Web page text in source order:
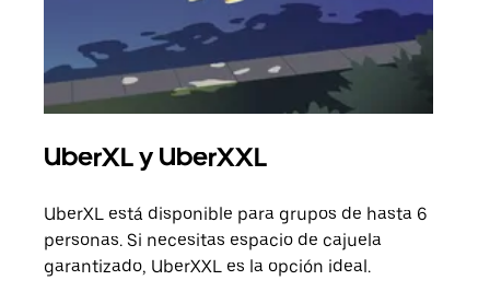
UberXL y UberXXL
UberXL está disponible para grupos de hasta 6
personas. Si necesitas espacio de cajuela
garantizado, UberXXL es la opción ideal.